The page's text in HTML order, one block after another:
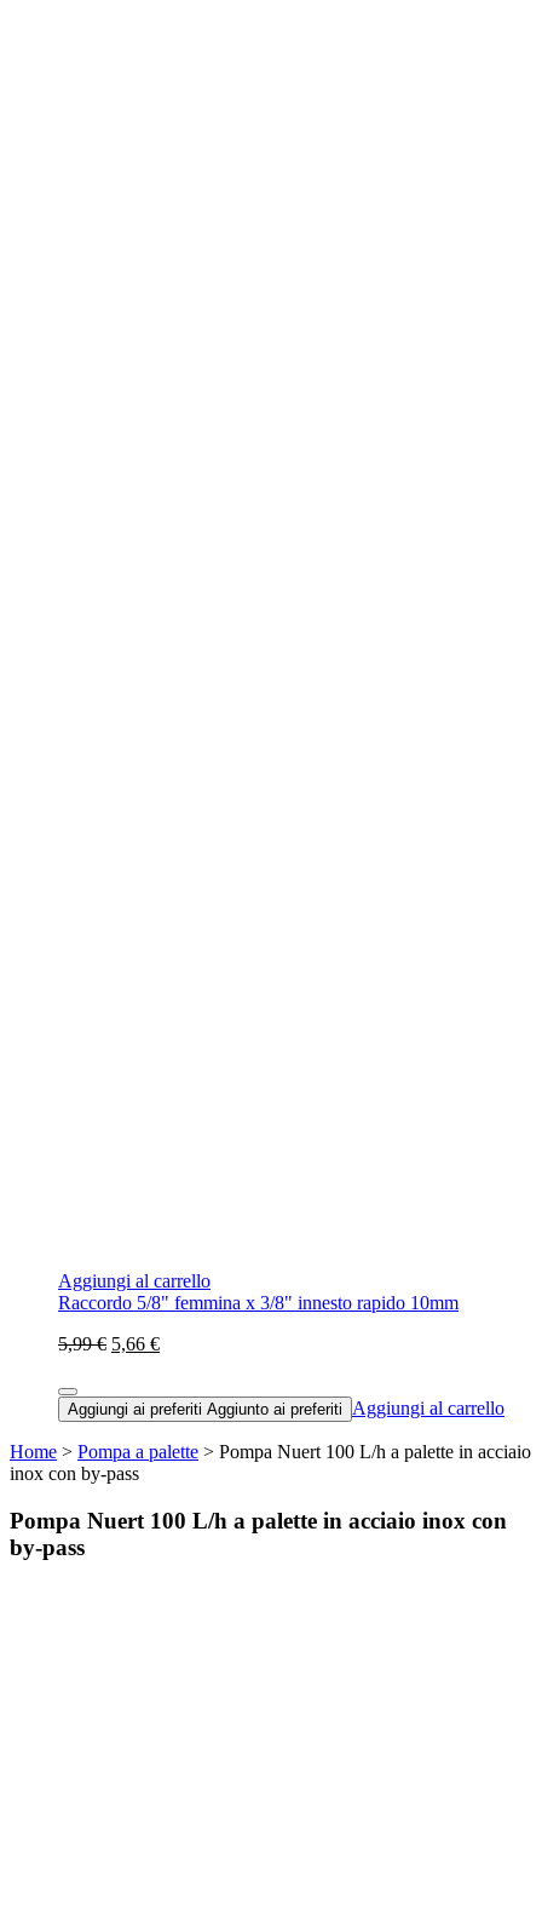
Aggiungi al carrello
Raccordo 5/8" femmina x 3/8" innesto rapido 10mm
5,99 € 5,66 €
Aggiungi ai preferiti Aggiunto ai preferiti Aggiungi al carrello
Home > Pompa a palette > Pompa Nuert 100 L/h a palette in acciaio
inox con by-pass
Pompa Nuert 100 L/h a palette in acciaio inox con
by-pass